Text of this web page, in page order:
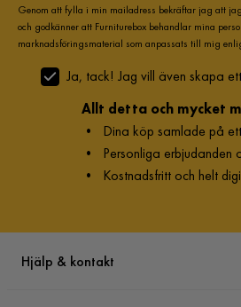
Oljan använder jag till möbler o till
skyddar mot fukt
mycket bra...!
7 år sedan
Zarina A
Genom att fylla i min mailadress bekräftar jag att
och godkänner att Furniturebox behandlar mina
marknadsföringsmaterial som anpassats till mig
Ja, tack! Jag vill även skapa
Allt detta och mycket
• Dina köp samlade på
• Personliga erbjudanden
• Kostnadsfritt och helt
Hjälp & kontakt